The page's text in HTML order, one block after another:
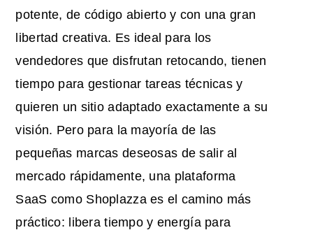
potente, de código abierto y con una gran
libertad creativa. Es ideal para los
vendedores que disfrutan retocando, tienen
tiempo para gestionar tareas técnicas y
quieren un sitio adaptado exactamente a su
visión. Pero para la mayoría de las
pequeñas marcas deseosas de salir al
mercado rápidamente, una plataforma
SaaS como Shoplazza es el camino más
práctico: libera tiempo y energía para